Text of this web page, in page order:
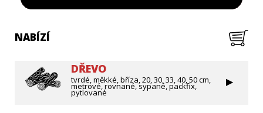
NABÍZÍ
DŘEVO
tvrdé, měkké, bříza, 20, 30, 33, 40, 50 cm,
metrové, rovnané, sypané, packfix,
pytlované